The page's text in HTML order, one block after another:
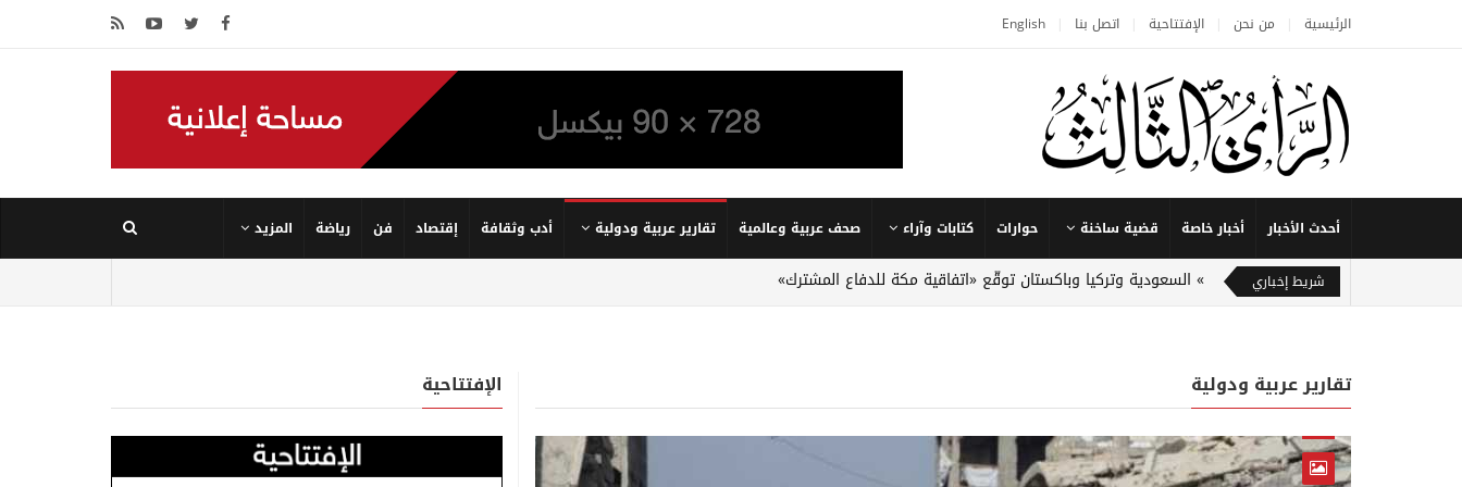
الرئيسية من نحن الإفتتاحية اتصل بنا English
أحدث الأخبار أخبار خاصة قضية ساخنة حوارات كتابات وآراء صحف عربية وعالمية تقارير عربية ودولية أدب وثقافة إقتصاد فن رياضة المزيد
شريط إخباري السعودية وتركيا وباكستان توقّع «اتفاقية مكة للدفاع المشترك»
تقارير عربية ودولية الإفتتاحية